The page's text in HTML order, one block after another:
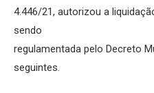
4.446/21, autorizou a
sendo
regulamentada pelo Decreto
seguintes.